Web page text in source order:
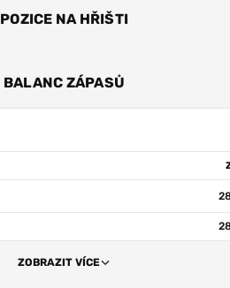
POZICE NA HŘIŠTI
BALANC ZÁPASŮ
ZOBRAZIT VÍCE